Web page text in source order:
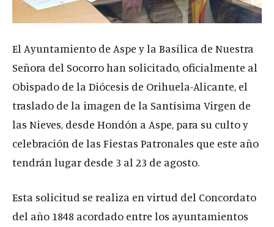
El Ayuntamiento de Aspe y la Basílica de Nuestra
Señora del Socorro han solicitado, oficialmente al
Obispado de la Diócesis de Orihuela-Alicante, el
traslado de la imagen de la Santísima Virgen de
las Nieves, desde Hondón a Aspe, para su culto y
celebración de las Fiestas Patronales que este año
tendrán lugar desde 3 al 23 de agosto.
Esta solicitud se realiza en virtud del Concordato
del año 1848 acordado entre los ayuntamientos